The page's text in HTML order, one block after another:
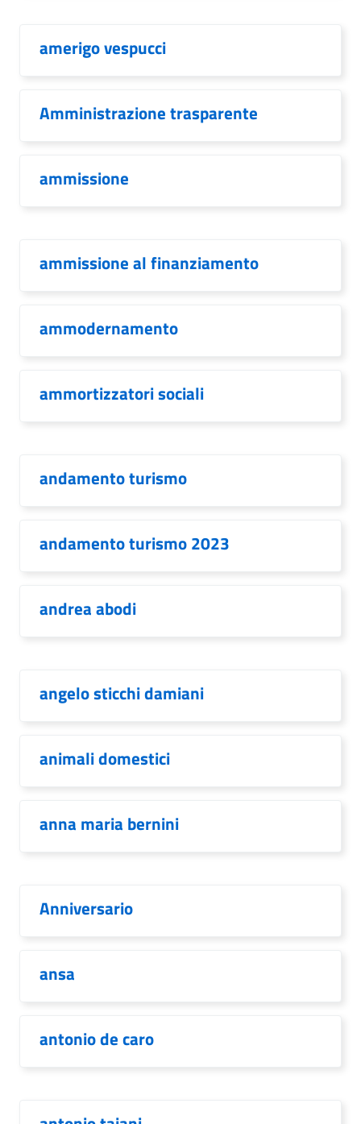
amerigo vespucci
Amministrazione trasparente
ammissione
ammissione al finanziamento
ammodernamento
ammortizzatori sociali
andamento turismo
andamento turismo 2023
andrea abodi
angelo sticchi damiani
animali domestici
anna maria bernini
Anniversario
ansa
antonio de caro